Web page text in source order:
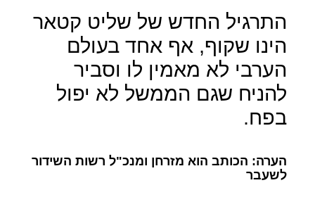
התרגיל החדש של שליט קטאר
הינו שקוף, אף אחד בעולם
הערבי לא מאמין לו וסביר
להניח שגם הממשל לא יפול
בפח.
הערה: הכותב הוא מזרחן ומנכ"ל רשות השידור
לשעבר